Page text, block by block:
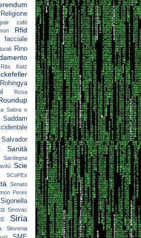
Religione
café
Rfid
Rino
Rita Katz
Rohingya
Rosa
Sabra e
Saddam
Salvador
Sanità
Sardegna
Scie
SCoPEx
Senato
Peres
Sigonella
Sinovac
Siria
Slovenia